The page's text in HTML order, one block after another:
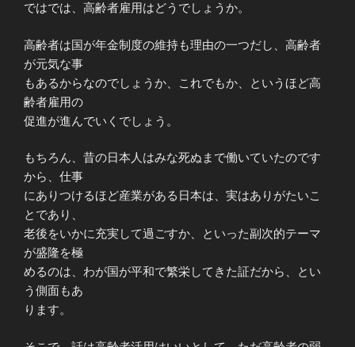
ではでは、高齢者雇用はどうでしょうか。
高齢者は国が年金制度の維持も理由の一つだし、高齢者
が元気な事
もあるからなのでしょうか、これでもか、というほど高
齢者雇用の
促進が進んでいくでしょう。
もちろん、昔の日本人はみな死ぬまで働いていたのです
から、仕事
にありつけるほど産業がある日本は、実はありがたいこ
とであり、
老後をいかに充実して過ごすか、といった副次的テーマ
が盛隆を極
めるのは、わが国が平和で繁栄してきた証だから、とい
う側面もあ
ります。